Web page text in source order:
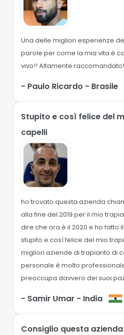
Una delle migliori esperienze
parole per come la mia vita è
vivo!! Altamente
- Paulo Ricardo - Brasile
Stupito e così felice del
capelli
ho trovato questa azienda
alla fine del 2019 per il mio
dire che ora è il 2020 e ho fatto
stupito e così felice del mio
migliori aziende di trapianto di
personale è molto
preoccupa davvero dei suoi
- Samir Umar - India
Consiglio questa